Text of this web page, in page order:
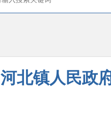
河北镇人民政